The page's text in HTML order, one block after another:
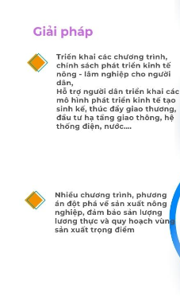
Vietnamese
BỘ KHOA HỌC
MINISTRY OF SCIENCE
Theo dõi
Cơ quan chủ quản: Bộ Khoa
Chịu trách nhiệm nội dung:
Giám đốc Trung tâm Truyền
Địa chỉ: Ban Biên tập Cổng